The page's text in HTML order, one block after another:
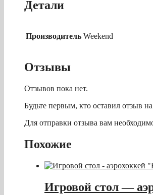
7
Детали
Производитель Weekend
Отзывы
Отзывов пока нет.
Будьте первым, кто оставил
Для отправки отзыва вам
Похожие
Игровой стол —